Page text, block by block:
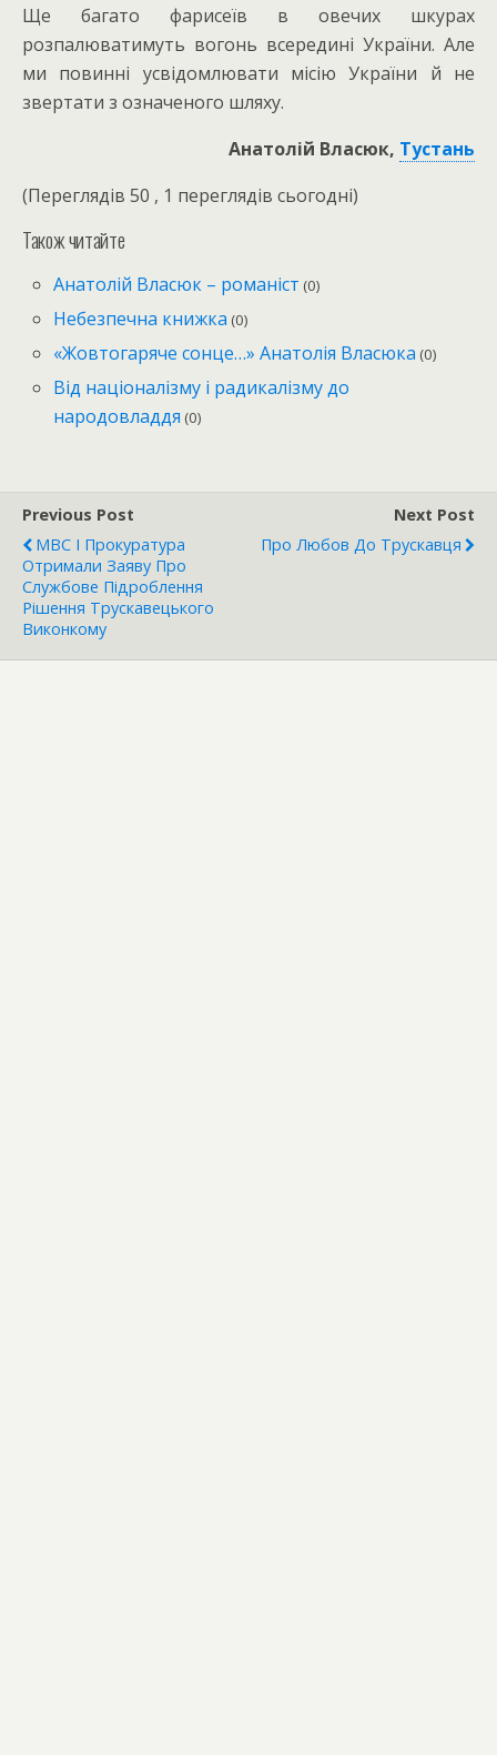
Ще багато фарисеїв в овечих шкурах
розпалюватимуть вогонь всередині України. Але
ми повинні усвідомлювати місію України й не
звертати з означеного шляху.
Анатолій Власюк, Тустань
(Переглядів 50 , 1 переглядів сьогодні)
Також читайте
Анатолій Власюк – романіст (0)
Небезпечна книжка (0)
«Жовтогаряче сонце…» Анатолія Власюка (0)
Від націоналізму і радикалізму до
народовладдя (0)
Previous Post
МВС І Прокуратура
Отримали Заяву Про
Службове Підроблення
Рішення Трускавецького
Виконкому
Next Post
Про Любов До Трускавця